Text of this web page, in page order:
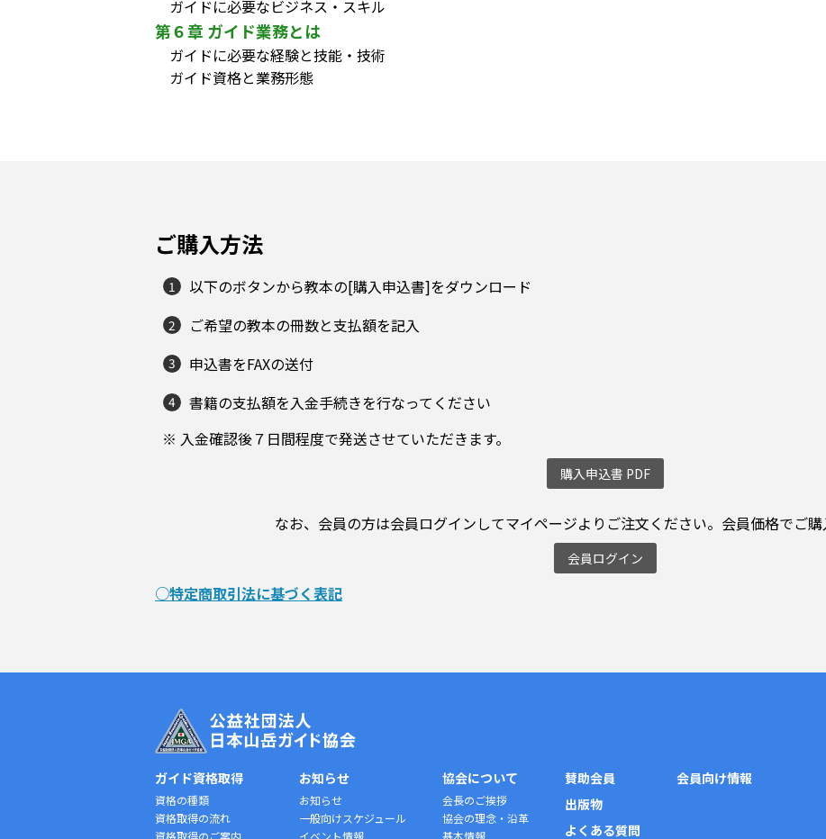
ガイドに必要なビジネス・スキル
第６章 ガイド業務とは
ガイドに必要な経験と技能・技術
ガイド資格と業務形態
ご購入方法
以下のボタンから教本の[購入申込書]をダウンロード
ご希望の教本の冊数と支払額を記入
申込書をFAXの送付
書籍の支払額を入金手続きを行なってください
※ 入金確認後７日間程度で発送させていただきます。
購入申込書 PDF
なお、会員の方は会員ログインしてマイページよりご注文ください。会員価格でご購
会員ログイン
○特定商取引法に基づく表記
ガイド資格取得
資格の種類
資格取得の流れ
資格取得のご案内
お知らせ
お知らせ
一般向けスケジュール
イベント情報
協会について
会長のご挨拶
協会の理念・沿革
基本情報
賛助会員
出版物
よくある質問
会員向け情報